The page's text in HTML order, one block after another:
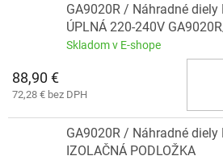
GA9020R / Náhradné diely
ÚPLNÁ 220-240V
Skladom v E-shope
88,90 €
72,28 € bez DPH
GA9020R / Náhradné
IZOLAČNÁ PODLOŽKA